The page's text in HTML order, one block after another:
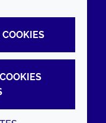
and conditions
policy
policy